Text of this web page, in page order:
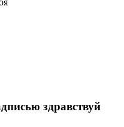
здравствуй